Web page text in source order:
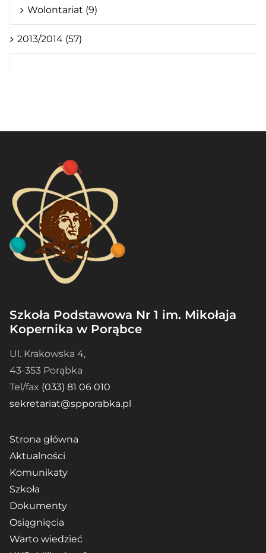
Wolontariat (9)
2013/2014 (57)
Szkoła Podstawowa Nr 1 im. Mikołaja
Kopernika w Porąbce
Ul. Krakowska 4,
43-353 Porąbka
Tel/fax (033) 81 06 010
sekretariat@spporabka.pl
Strona główna
Aktualności
Komunikaty
Szkoła
Dokumenty
Osiągnięcia
Warto wiedzieć